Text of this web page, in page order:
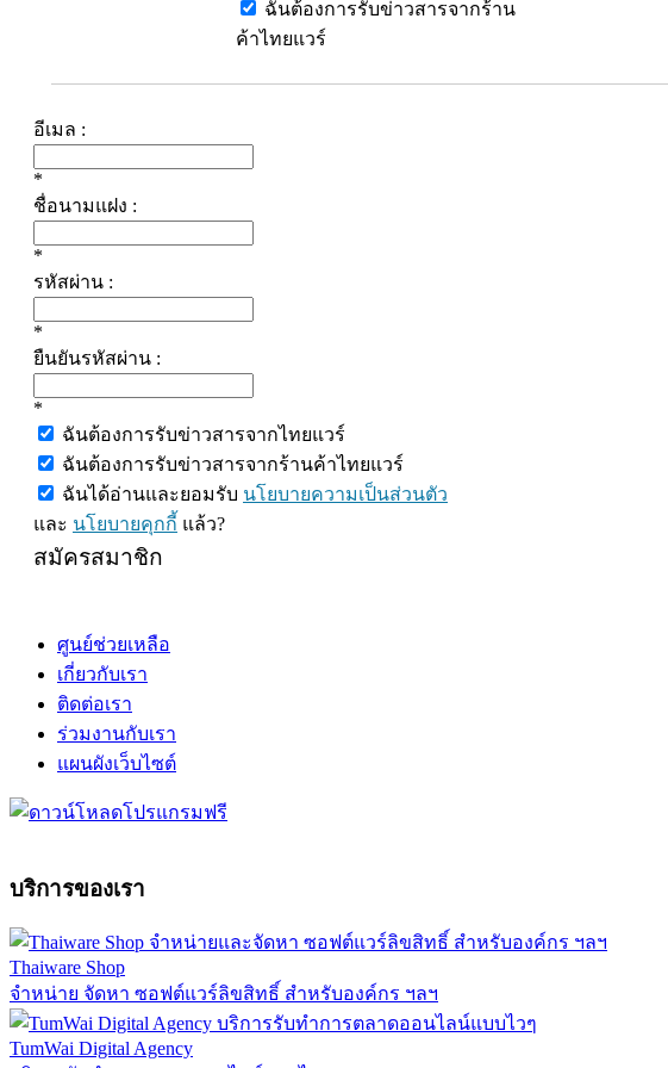
ฉันต้องการรับข่าวสารจากร้าน
ค้าไทยแวร์
อีเมล :
*
ชื่อนามแฝง :
*
รหัสผ่าน :
*
ยืนยันรหัสผ่าน :
*
ฉันต้องการรับข่าวสารจากไทยแวร์
ฉันต้องการรับข่าวสารจากร้านค้าไทยแวร์
ฉันได้อ่านและยอมรับ นโยบายความเป็นส่วนตัว
และ นโยบายคุกกี้ แล้ว?
สมัครสมาชิก
ศูนย์ช่วยเหลือ
เกี่ยวกับเรา
ติดต่อเรา
ร่วมงานกับเรา
แผนผังเว็บไซต์
บริการของเรา
Thaiware Shop
จำหน่าย จัดหา ซอฟต์แวร์ลิขสิทธิ์ สำหรับองค์กร ฯลฯ
TumWai Digital Agency